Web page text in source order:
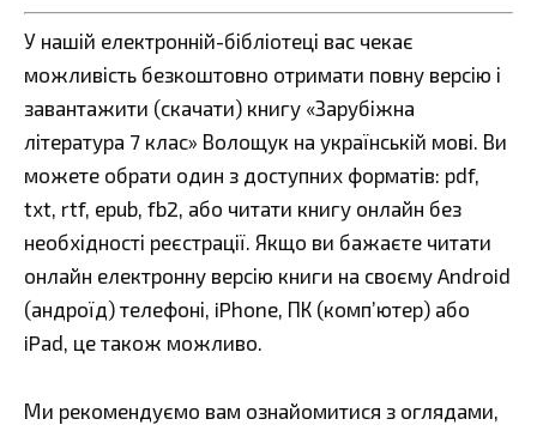
У нашій електронній-бібліотеці вас чекає
можливість безкоштовно отримати повну версію і
завантажити (скачати) книгу «Зарубіжна
література 7 клас» Волощук на українській мові. Ви
можете обрати один з доступних форматів: pdf,
txt, rtf, epub, fb2, або читати книгу онлайн без
необхідності реєстрації. Якщо ви бажаєте читати
онлайн електронну версію книги на своєму Android
(андроїд) телефоні, iPhone, ПК (комп’ютер) або
iPad, це також можливо.
Ми рекомендуємо вам ознайомитися з оглядами,